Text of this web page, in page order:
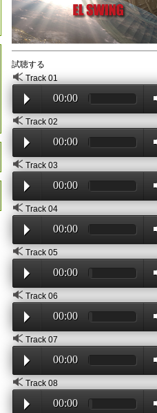
試聴する
Track 01
00:00
Track 02
00:00
Track 03
00:00
Track 04
00:00
Track 05
00:00
Track 06
00:00
Track 07
00:00
Track 08
00:00